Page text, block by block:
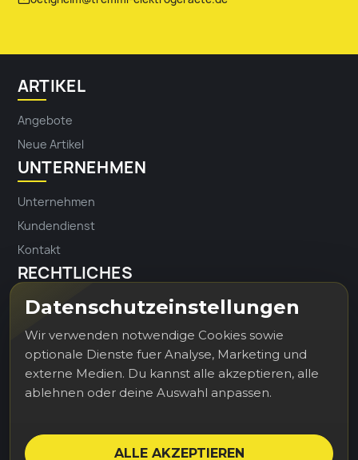
Datenschutzeinstellungen
Wir verwenden notwendige Cookies sowie
optionale Dienste fuer Analyse, Marketing und
externe Medien. Du kannst alle akzeptieren, alle
ablehnen oder deine Auswahl anpassen.
ALLE AKZEPTIEREN
ARTIKEL
Angebote
Neue Artikel
UNTERNEHMEN
Unternehmen
Kundendienst
Kontakt
RECHTLICHES
Impressum
Datenschutz
Erhalten Sie unsere Neuigkeiten und